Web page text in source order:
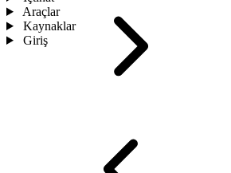
Araçlar
Kaynaklar
Giriş